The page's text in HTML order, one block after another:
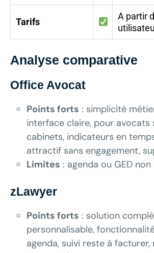
Tarifs
A partir
Analyse comparative
Office Avocat
Points forts : simplicité
interface claire, pour avocats
cabinets, indicateurs en
attractif sans engagement,
Limites : agenda ou GED
zLawyer
Points forts : solution
personnalisable,
agenda, suivi reste à